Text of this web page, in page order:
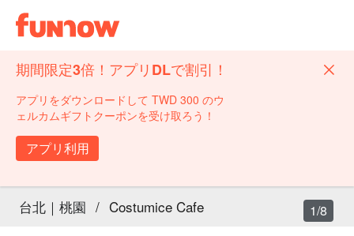
期間限定3倍！アプリDLで割引！
アプリをダウンロードして TWD 300 のウ
ェルカムギフトクーポンを受け取ろう！
アプリ利用
台北｜桃園 / Costumice Cafe 1/8